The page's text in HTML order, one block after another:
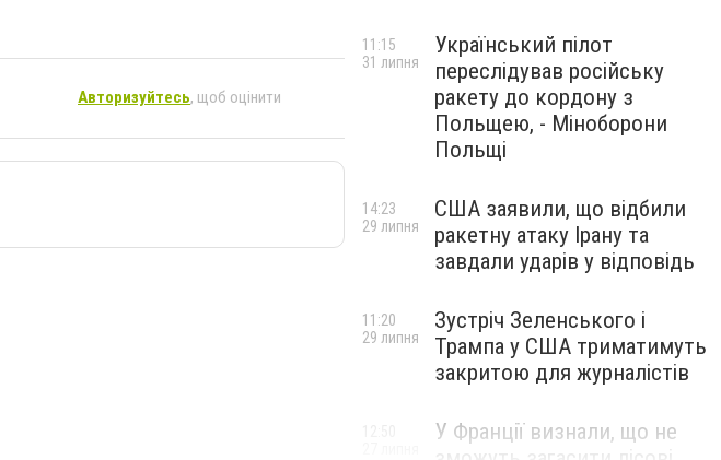
Авторизуйтесь, щоб оцінити
Український пілот
переслідував російську
ракету до кордону з
Польщею, - Міноборони
Польщі
11:15
31 липня
США заявили, що відбили
ракетну атаку Ірану та
завдали ударів у відповідь
14:23
29 липня
Зустріч Зеленського і
Трампа у США триматимуть
закритою для журналістів
11:20
29 липня
У Франції визнали, що не